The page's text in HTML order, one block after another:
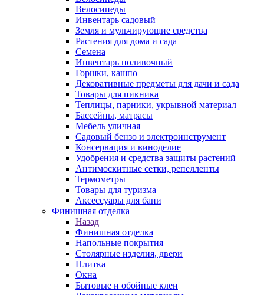
Велосипеды
Инвентарь садовый
Земля и мульчирующие средства
Растения для дома и сада
Семена
Инвентарь поливочный
Горшки, кашпо
Декоративные предметы для дачи и сада
Товары для пикника
Теплицы, парники, укрывной материал
Бассейны, матрасы
Мебель уличная
Садовый бензо и электроинструмент
Консервация и виноделие
Удобрения и средства защиты растений
Антимоскитные сетки, репелленты
Термометры
Товары для туризма
Аксессуары для бани
Финишная отделка
Назад
Финишная отделка
Напольные покрытия
Столярные изделия, двери
Плитка
Окна
Бытовые и обойные клеи